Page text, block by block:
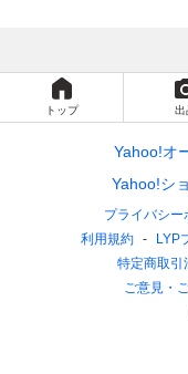
トップ 出
Yahoo!オ
Yahoo!シ
プライバシー
利用規約
LYP
特定商取引
ご意見・